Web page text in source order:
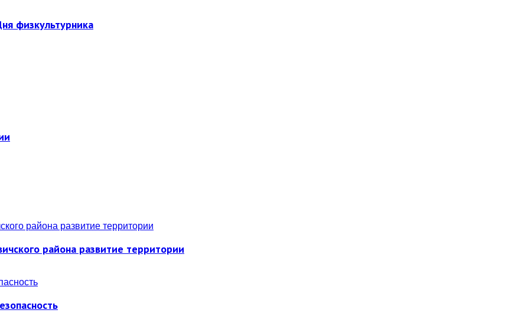
физкультурника
района развитие территории